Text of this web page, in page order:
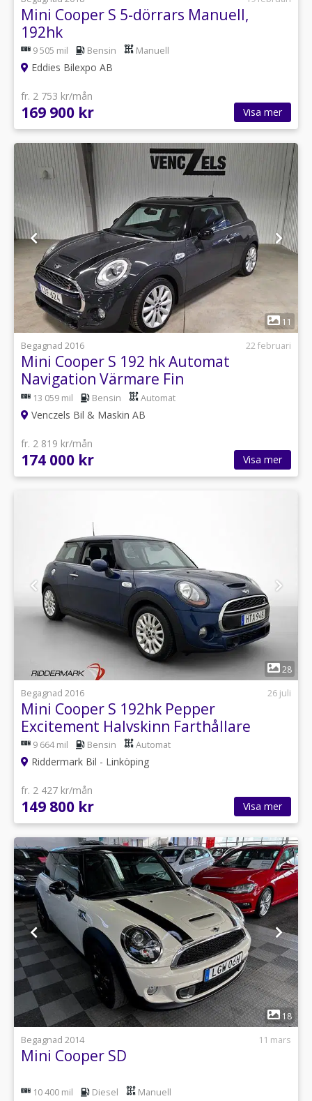
Mini Cooper S 5-dörrars Manuell,
192hk
9 505 mil Bensin Manuell
Eddies Bilexpo AB
fr. 2 753 kr/mån
169 900 kr Visa mer
1
11
Begagnad 2016
22 februari
Mini Cooper S 192 hk Automat
Navigation Värmare Fin
13 059 mil Bensin Automat
Venczels Bil & Maskin AB
fr. 2 819 kr/mån
174 000 kr Visa mer
1
28
Begagnad 2016
26 juli
Mini Cooper S 192hk Pepper
Excitement Halvskinn Farthållare
9 664 mil Bensin Automat
Riddermark Bil - Linköping
fr. 2 427 kr/mån
149 800 kr Visa mer
1
18
Begagnad 2014
11 mars
Mini Cooper SD
10 400 mil Diesel Manuell